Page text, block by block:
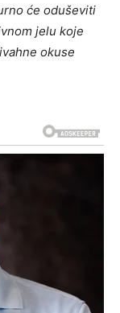
će oduševiti
jelu koje
okuse